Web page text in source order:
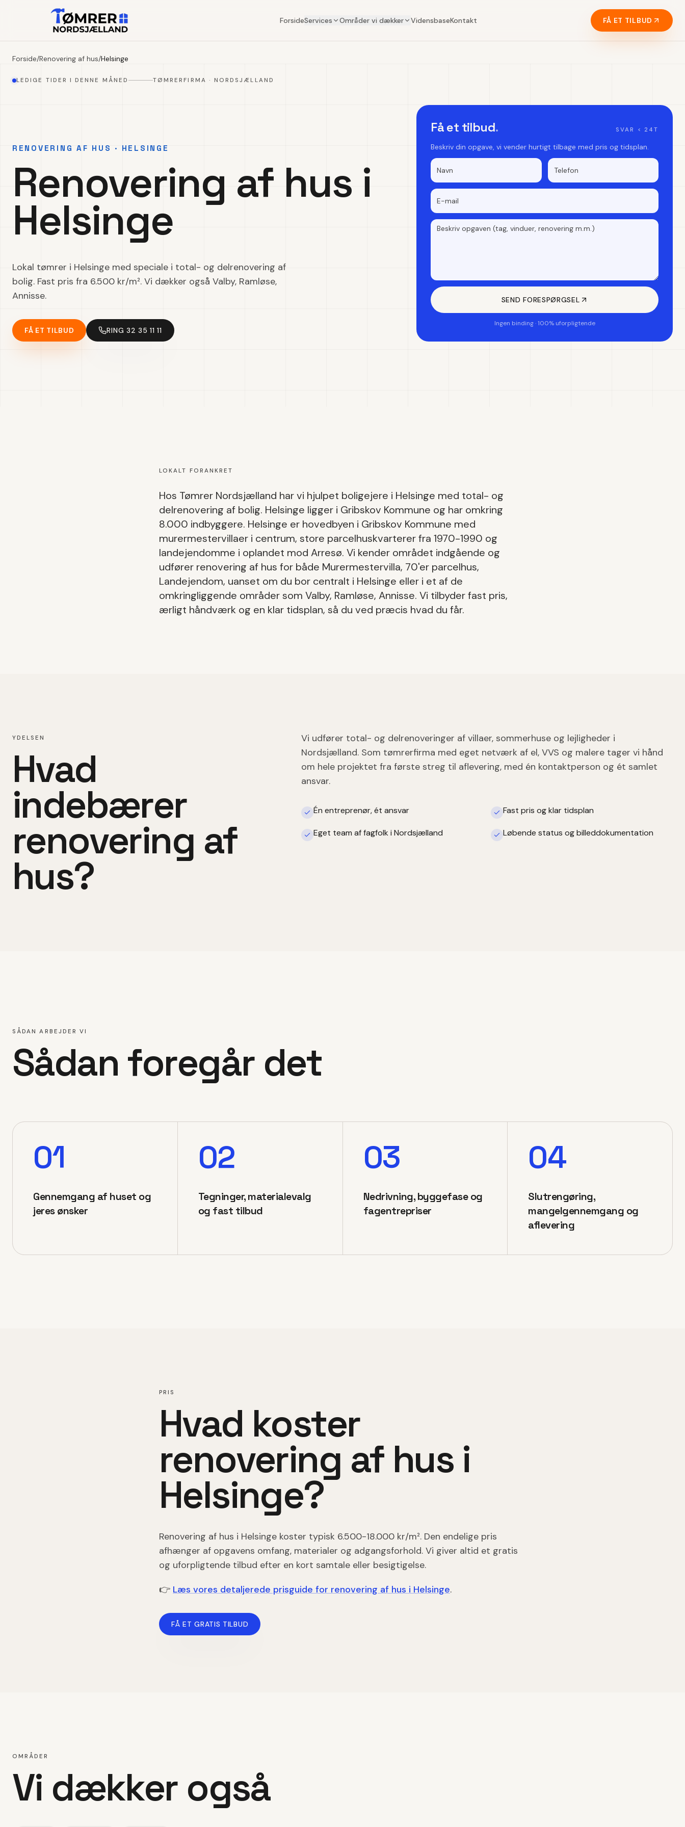
ForsideServices Områder vi dækker VidensbaseKontakt FÅ ET TILBUD
Forside/Renovering af hus/Helsinge
LEDIGE TIDER I DENNE MÅNED TØMRERFIRMA · NORDSJÆLLAND
RENOVERING AF HUS · HELSINGE
Renovering af hus i
Helsinge
Lokal tømrer i Helsinge med speciale i total- og delrenovering af
bolig. Fast pris fra 6.500 kr/m². Vi dækker også Valby, Ramløse,
Annisse.
FÅ ET TILBUD RING 32 35 11 11
Få et tilbud. SVAR < 24T
Beskriv din opgave, vi vender hurtigt tilbage med pris og tidsplan.
SEND FORESPØRGSEL
Ingen binding · 100% uforpligtende
LOKALT FORANKRET
Hos Tømrer Nordsjælland har vi hjulpet boligejere i Helsinge med total- og
delrenovering af bolig. Helsinge ligger i Gribskov Kommune og har omkring
8.000 indbyggere. Helsinge er hovedbyen i Gribskov Kommune med
murermestervillaer i centrum, store parcelhuskvarterer fra 1970-1990 og
landejendomme i oplandet mod Arresø. Vi kender området indgående og
udfører renovering af hus for både Murermestervilla, 70'er parcelhus,
Landejendom, uanset om du bor centralt i Helsinge eller i et af de
omkringliggende områder som Valby, Ramløse, Annisse. Vi tilbyder fast pris,
ærligt håndværk og en klar tidsplan, så du ved præcis hvad du får.
YDELSEN
Hvad
indebærer
renovering af
hus?
Vi udfører total- og delrenoveringer af villaer, sommerhuse og lejligheder i
Nordsjælland. Som tømrerfirma med eget netværk af el, VVS og malere tager vi hånd
om hele projektet fra første streg til aflevering, med én kontaktperson og ét samlet
ansvar.
Én entreprenør, ét ansvar Fast pris og klar tidsplan
Eget team af fagfolk i Nordsjælland Løbende status og billeddokumentation
SÅDAN ARBEJDER VI
Sådan foregår det
01
Gennemgang af huset og
jeres ønsker
02
Tegninger, materialevalg
og fast tilbud
03
Nedrivning, byggefase og
fagentrepriser
04
Slutrengøring,
mangelgennemgang og
aflevering
PRIS
Hvad koster
renovering af hus i
Helsinge?
Renovering af hus i Helsinge koster typisk 6.500-18.000 kr/m². Den endelige pris
afhænger af opgavens omfang, materialer og adgangsforhold. Vi giver altid et gratis
og uforpligtende tilbud efter en kort samtale eller besigtigelse.
👉 Læs vores detaljerede prisguide for renovering af hus i Helsinge.
FÅ ET GRATIS TILBUD
OMRÅDER
Vi dækker også